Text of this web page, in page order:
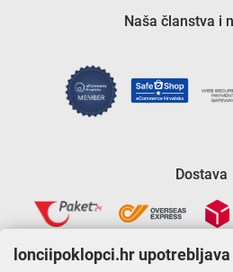
Naša članstva i
Dostava
lonciipoklopci.hr